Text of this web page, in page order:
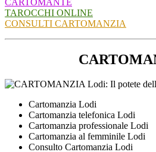
TAROCCHI ONLINE
CONSULTI CARTOMANZIA
Cartomanzia Lodi
Cartomanzia telefonica Lodi
Cartomanzia professionale Lodi
Cartomanzia al femminile Lodi
Consulto Cartomanzia Lodi